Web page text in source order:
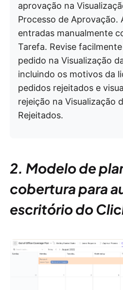
aprovação na
Processo de Aprovação.
entradas manualmente
Tarefa. Revise
pedido na Visualização
incluindo os motivos da
pedidos rejeitados e
rejeição na Visualização
Rejeitados.
2. Modelo de
cobertura para
escritório do